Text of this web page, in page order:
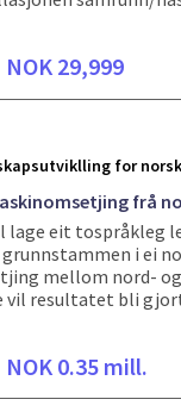
NOK 29,999
for
frå
lage eit tospråkleg
grunnstammen i ei
mellom nord-
vil resultatet bli
NOK 0.35 mill.